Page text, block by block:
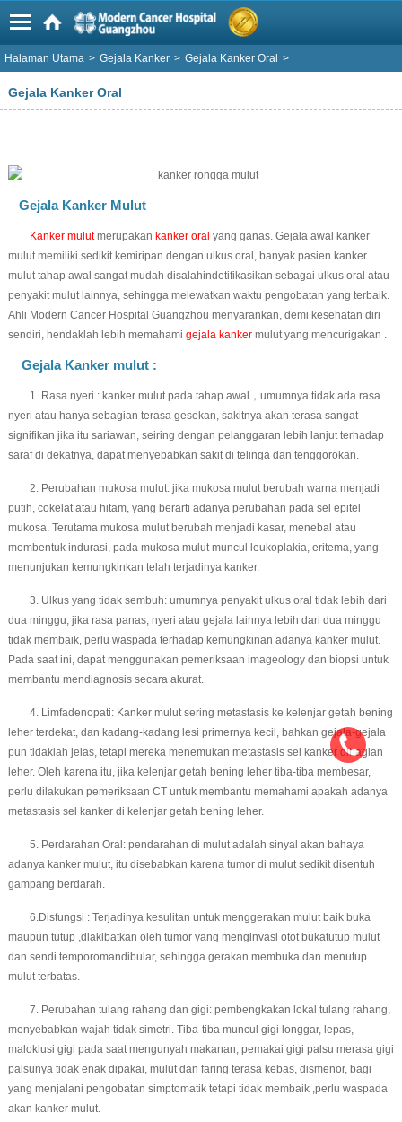
Halaman Utama > Gejala Kanker > Gejala Kanker Oral >
Gejala Kanker Oral
Gejala Kanker Mulut
Kanker mulutmerupakan kanker oral yang ganas. Gejala awal kanker
mulut memiliki sedikit kemiripan dengan ulkus oral, banyak pasien kanker
mulut tahap awal sangat mudah disalahindetifikasikan sebagai ulkus oral atau
penyakit mulut lainnya, sehingga melewatkan waktu pengobatan yang terbaik.
Ahli Modern Cancer Hospital Guangzhou menyarankan, demi kesehatan diri
sendiri, hendaklah lebih memahami gejala kankermulut yang mencurigakan .
Gejala Kanker mulut :
1. Rasa nyeri : kanker mulut pada tahap awal，umumnya tidak ada rasa
nyeri atau hanya sebagian terasa gesekan, sakitnya akan terasa sangat
signifikan jika itu sariawan, seiring dengan pelanggaran lebih lanjut terhadap
saraf di dekatnya, dapat menyebabkan sakit di telinga dan tenggorokan.
2. Perubahan mukosa mulut: jika mukosa mulut berubah warna menjadi
putih, cokelat atau hitam, yang berarti adanya perubahan pada sel epitel
mukosa. Terutama mukosa mulut berubah menjadi kasar, menebal atau
membentuk indurasi, pada mukosa mulut muncul leukoplakia, eritema, yang
menunjukan kemungkinkan telah terjadinya kanker.
3. Ulkus yang tidak sembuh: umumnya penyakit ulkus oral tidak lebih dari
dua minggu, jika rasa panas, nyeri atau gejala lainnya lebih dari dua minggu
tidak membaik, perlu waspada terhadap kemungkinan adanya kanker mulut.
Pada saat ini, dapat menggunakan pemeriksaan imageology dan biopsi untuk
membantu mendiagnosis secara akurat.
4. Limfadenopati: Kanker mulut sering metastasis ke kelenjar getah bening
leher terdekat, dan kadang-kadang lesi primernya kecil, bahkan gejala-gejala
pun tidaklah jelas, tetapi mereka menemukan metastasis sel kanker dibagian
leher. Oleh karena itu, jika kelenjar getah bening leher tiba-tiba membesar,
perlu dilakukan pemeriksaan CT untuk membantu memahami apakah adanya
metastasis sel kanker di kelenjar getah bening leher.
5. Perdarahan Oral: pendarahan di mulut adalah sinyal akan bahaya
adanya kanker mulut, itu disebabkan karena tumor di mulut sedikit disentuh
gampang berdarah.
6.Disfungsi : Terjadinya kesulitan untuk menggerakan mulut baik buka
maupun tutup ,diakibatkan oleh tumor yang menginvasi otot bukatutup mulut
dan sendi temporomandibular, sehingga gerakan membuka dan menutup
mulut terbatas.
7. Perubahan tulang rahang dan gigi: pembengkakan lokal tulang rahang,
menyebabkan wajah tidak simetri. Tiba-tiba muncul gigi longgar, lepas,
maloklusi gigi pada saat mengunyah makanan, pemakai gigi palsu merasa gigi
palsunya tidak enak dipakai, mulut dan faring terasa kebas, dismenor, bagi
yang menjalani pengobatan simptomatik tetapi tidak membaik ,perlu waspada
akan kanker mulut.